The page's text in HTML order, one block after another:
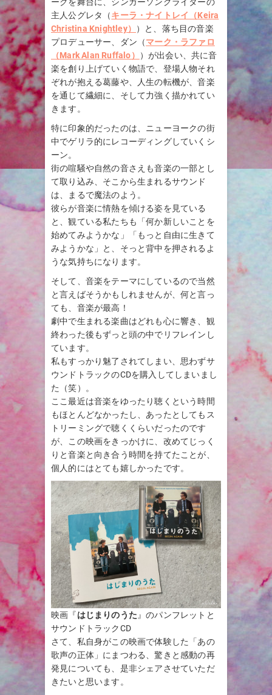
主人公グレタ（キーラ・ナイトレイ（Keira
Christina Knightley）
）と、落ち目の音楽
プロデューサー、ダン（マーク・ラファロ
（Mark Alan Ruffalo）
）が出会い、共に音
楽を創り上げていく物語で、登場人物それ
ぞれが抱える葛藤や、人生の転機が、音楽
を通じて繊細に、そして力強く描かれてい
きます。
特に印象的だったのは、ニューヨークの街
中でゲリラ的にレコーディングしていくシ
ーン。
街の喧騒や自然の音さえも音楽の一部とし
て取り込み、そこから生まれるサウンド
は、まるで魔法のよう。
彼らが音楽に情熱を傾ける姿を見ている
と、観ている私たちも「何か新しいことを
始めてみようかな」「もっと自由に生きて
みようかな」と、そっと背中を押されるよ
うな気持ちになります。
そして、音楽をテーマにしているので当然
と言えばそうかもしれませんが、何と言っ
ても、音楽が最高！
劇中で生まれる楽曲はどれも心に響き、観
終わった後もずっと頭の中でリフレインし
ています。
私もすっかり魅了されてしまい、思わずサ
ウンドトラックのCDを購入してしまいまし
た（笑）。
ここ最近は音楽をゆったり聴くという時間
もほとんどなかったし、あったとしてもス
トリーミングで聴くくらいだったのです
が、この映画をきっかけに、改めてじっく
りと音楽と向き合う時間を持てたことが、
個人的にはとても嬉しかったです。
映画『はじまりのうた 』のパンフレットと
サウンドトラックCD
さて、私自身がこの映画で体験した「あの
歌声の正体」にまつわる、驚きと感動の再
発見についても、是非シェアさせていただ
きたいと思います。